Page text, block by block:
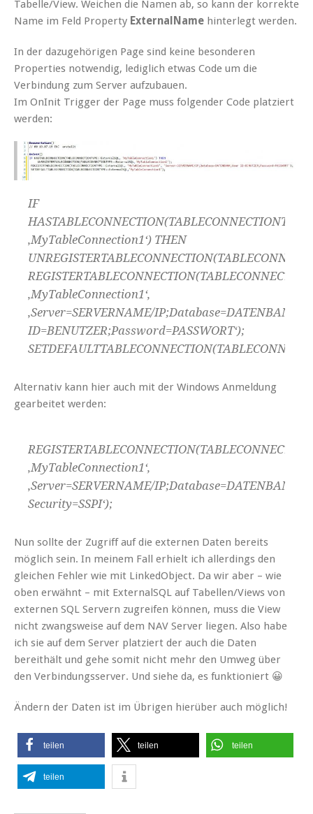
Tabelle/View. Weichen die Namen ab, so kann der korrekte
Name im Feld Property ExternalName hinterlegt werden.
In der dazugehörigen Page sind keine besonderen
Properties notwendig, lediglich etwas Code um die
Verbindung zum Server aufzubauen.
Im OnInit Trigger der Page muss folgender Code platziert
werden:
IF
‚MyTableConnection1‘) THEN
‚MyTableConnection1‘,
‚Server=SERVERNAME/
ID=BENUTZER;Password=PASSWORT‘);
Alternativ kann hier auch mit der Windows Anmeldung
gearbeitet werden:
‚MyTableConnection1‘,
‚Server=SERVERNAME/
Security=SSPI‘);
Nun sollte der Zugriff auf die externen Daten bereits
möglich sein. In meinem Fall erhielt ich allerdings den
gleichen Fehler wie mit LinkedObject. Da wir aber – wie
oben erwähnt – mit ExternalSQL auf Tabellen/Views von
externen SQL Servern zugreifen können, muss die View
nicht zwangsweise auf dem NAV Server liegen. Also habe
ich sie auf dem Server platziert der auch die Daten
bereithält und gehe somit nicht mehr den Umweg über
den Verbindungsserver. Und siehe da, es funktioniert 😀
Ändern der Daten ist im Übrigen hierüber auch möglich!
teilen teilen teilen
teilen